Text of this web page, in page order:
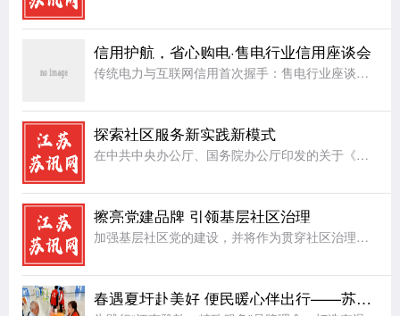
信用护航，省心购电·售电行业信用座谈会
传统电力与互联网信用首次握手：售电行业座谈会在杭召开，共探信用破题路径一场“互联网+电力”的跨界对话，正在让企业用电从“盲选”走向“省心选”。“十五五”规划明确提出建设能源强国，全国统一电力市场正朝着
探索社区服务新实践新模式
在中共中央办公厅、国务院办公厅印发的关于《加强社区工作者队伍建设的意见》中有明确意见，对社区工作者服务队伍建设提出了更高要求，社区工作者在日常工作当中，服务是首位，在切实把社区居民群众大小事情办好的同
擦亮党建品牌 引领基层社区治理
加强基层社区党的建设，并将作为贯穿社区治理的一条主线，让基层党组织建设成为引领基层社区治理的坚强堡垒。近年来，射阳县合德镇兴庆社区把基层社区治理工作和完善治理服务体制机制、服务设施、服务能力和水平建设
春遇夏圩赴美好 便民暖心伴出行——苏州地铁8号线夏圩站公益便民活动圆满举办